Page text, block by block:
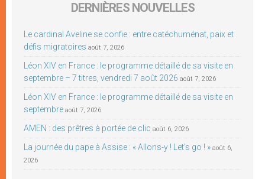
DERNIÈRES NOUVELLES
Le cardinal Aveline se confie : entre catéchuménat, paix et
défis migratoires août 7, 2026
Léon XIV en France : le programme détaillé de sa visite en
septembre – 7 titres, vendredi 7 août 2026 août 7, 2026
Léon XIV en France : le programme détaillé de sa visite en
septembre août 7, 2026
AMEN : des prêtres à portée de clic août 6, 2026
La journée du pape à Assise : « Allons-y ! Let’s go ! » août 6,
2026